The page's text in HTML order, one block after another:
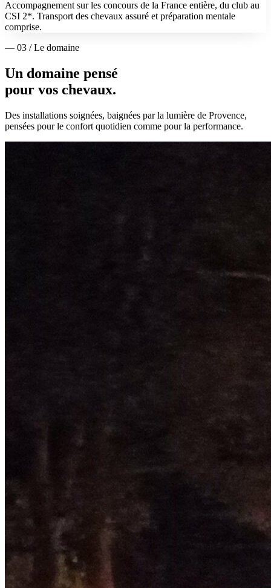
Accompagnement sur les concours de la France entière, du club au
CSI 2*. Transport des chevaux assuré et préparation mentale
comprise.
— 03 / Le domaine
Un domaine pensé
pour vos chevaux.
Des installations soignées, baignées par la lumière de Provence,
pensées pour le confort quotidien comme pour la performance.